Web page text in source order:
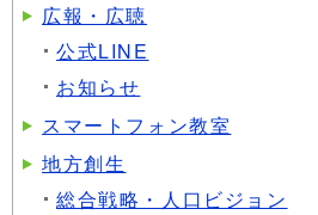
広報・広聴
公式LINE
お知らせ
スマートフォン教室
地方創生
総合戦略・人口ビジョン